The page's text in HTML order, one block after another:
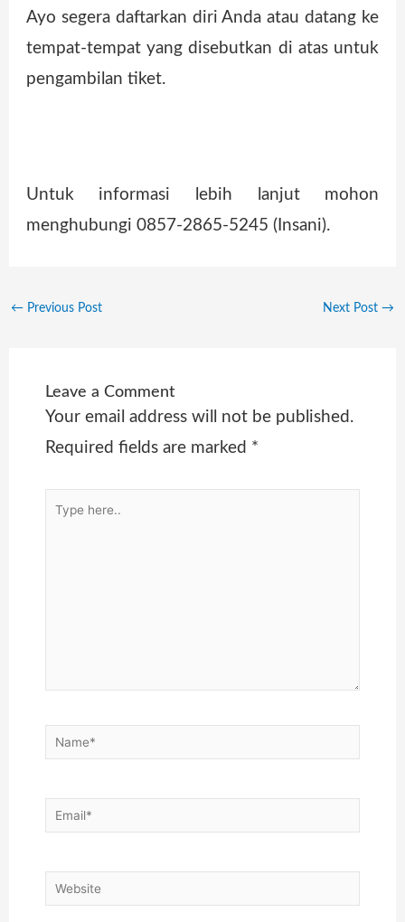
Ayo segera daftarkan diri Anda atau datang ke
tempat-tempat yang disebutkan di atas untuk
pengambilan tiket.
Untuk informasi lebih lanjut mohon
menghubungi 0857-2865-5245 (Insani).
← Previous Post Next Post →
Leave a Comment
Your email address will not be published.
Required fields are marked *
Type
Name*
Email*
Website